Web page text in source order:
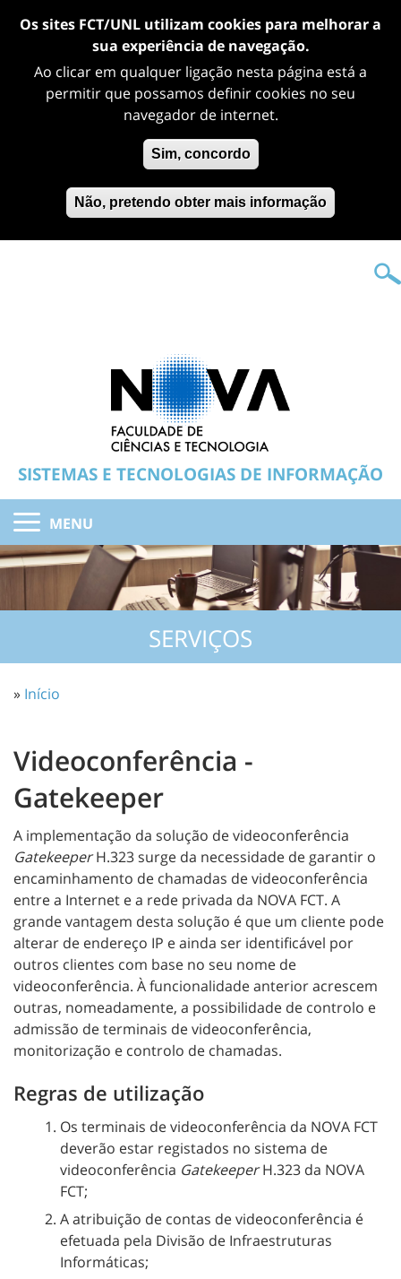
Os sites FCT/UNL utilizam cookies para melhorar a
sua experiência de navegação.
Ao clicar em qualquer ligação nesta página está a
permitir que possamos definir cookies no seu
navegador de internet.
Sim, concordo
Não, pretendo obter mais informação
SISTEMAS E TECNOLOGIAS DE INFORMAÇÃO
MENU
SERVIÇOS
» Início
Videoconferência -
Gatekeeper
A implementação da solução de videoconferência
GatekeeperH.323 surge da necessidade de garantir o
encaminhamento de chamadas de videoconferência
entre a Internet e a rede privada da NOVA FCT. A
grande vantagem desta solução é que um cliente pode
alterar de endereço IP e ainda ser identificável por
outros clientes com base no seu nome de
videoconferência. À funcionalidade anterior acrescem
outras, nomeadamente, a possibilidade de controlo e
admissão de terminais de videoconferência,
monitorização e controlo de chamadas.
Regras de utilização
Os terminais de videoconferência da NOVA FCT
deverão estar registados no sistema de
videoconferência GatekeeperH.323 da NOVA
FCT;
A atribuição de contas de videoconferência é
efetuada pela Divisão de Infraestruturas
Informáticas;